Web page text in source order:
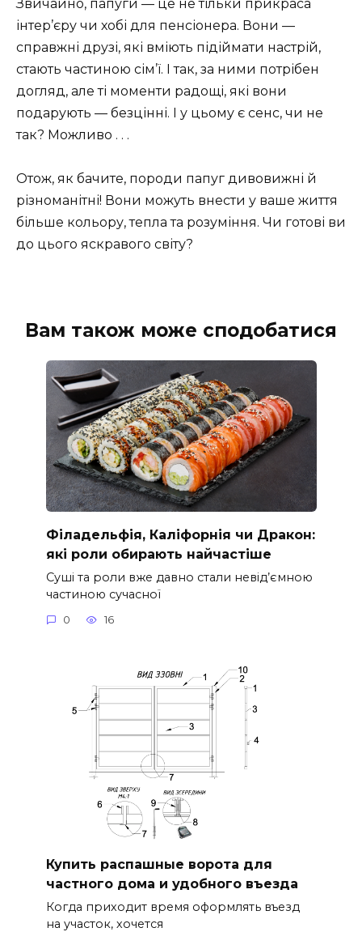
Звичайно, папуги — це не тільки прикраса
інтер’єру чи хобі для пенсіонера. Вони —
справжні друзі, які вміють підіймати настрій,
стають частиною сім’ї. І так, за ними потрібен
догляд, але ті моменти радощі, які вони
подарують — безцінні. І у цьому є сенс, чи не
так? Можливо . . .
Отож, як бачите, породи папуг дивовижні й
різноманітні! Вони можуть внести у ваше життя
більше кольору, тепла та розуміння. Чи готові ви
до цього яскравого світу?
Вам також може сподобатися
Філадельфія, Каліфорнія чи Дракон:
які роли обирають найчастіше
Суші та роли вже давно стали невід’ємною
частиною сучасної
0 16
Купить распашные ворота для
частного дома и удобного въезда
Когда приходит время оформлять въезд
на участок, хочется